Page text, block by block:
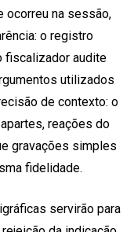
ocorreu na sessão,
o registro
fiscalizador audite
utilizados
de contexto: o
reações do
gravações simples
fidelidade.
servirão para